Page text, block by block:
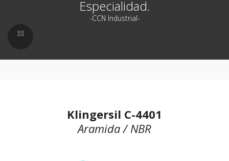
Especialidad.
-CCN Industrial-
Klingersil C-4401
Aramida / NBR